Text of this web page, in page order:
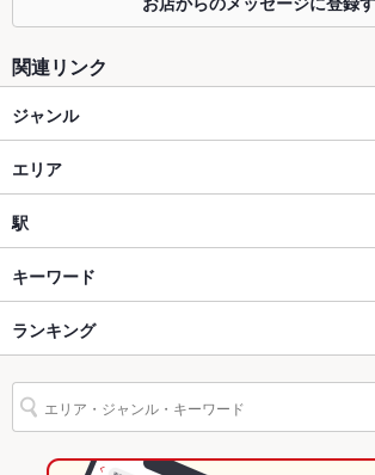
テラス席
貸切
設備
Wi-Fi 未確認
バリアフリ
ー
なし
その他設備 －
その他
関連リンク
ジャンル
ラーメン
ラーメン全般
徳島市・徳島市周辺部 × ラーメン
徳島市・徳島市周辺部 × ラーメン全般
徳島駅 × ラーメン
徳島駅 × ラーメン全般
エリア
徳島駅
徳島駅 × ラーメン
徳島駅 × ラーメン全般
徳島
徳島 × ラーメン
駅
徳島駅
キーワード
餃子 チャーハン
ランキング
徳島のグルメランキング
徳島市・徳島市周辺部のグルメランキング